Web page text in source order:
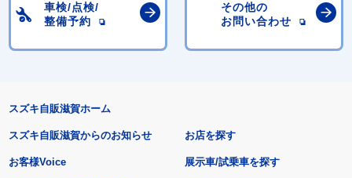
車検/点検/
整備予約
その他の
お問い合わせ
スズキ自販滋賀ホーム
スズキ自販滋賀からのお知らせ
お客様Voice
お店を探す
展示車/試乗車を探す